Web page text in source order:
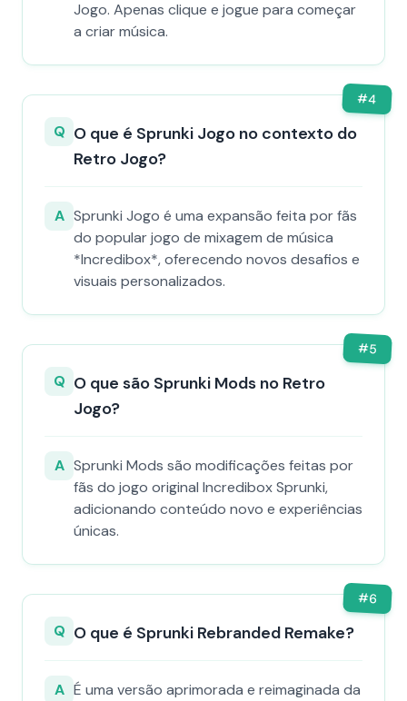
Jogo. Apenas clique e jogue para começar
a criar música.
#4
Q O que é Sprunki Jogo no contexto do
Retro Jogo?
A Sprunki Jogo é uma expansão feita por fãs
do popular jogo de mixagem de música
*Incredibox*, oferecendo novos desafios e
visuais personalizados.
#5
Q O que são Sprunki Mods no Retro
Jogo?
A Sprunki Mods são modificações feitas por
fãs do jogo original Incredibox Sprunki,
adicionando conteúdo novo e experiências
únicas.
#6
Q O que é Sprunki Rebranded Remake?
A É uma versão aprimorada e reimaginada da